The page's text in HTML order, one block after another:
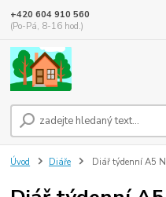
+420 604 910 560
(Po-Pá, 8-16 hod.)
Úvod Diáře Diář týdenní A5